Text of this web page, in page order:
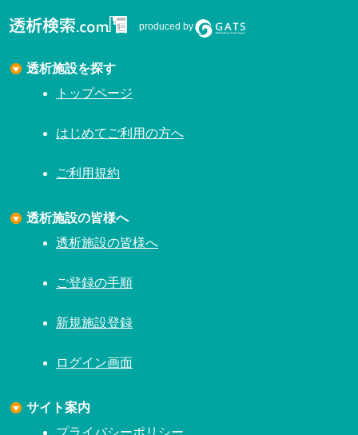
produced by
透析施設を探す
トップページ
はじめてご利用の方へ
ご利用規約
透析施設の皆様へ
透析施設の皆様へ
ご登録の手順
新規施設登録
ログイン画面
サイト案内